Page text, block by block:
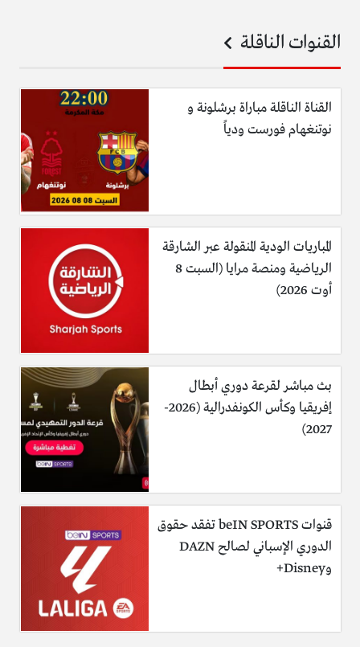
القنوات الناقلة
القناة الناقلة مباراة برشلونة و
نوتنغهام فورست ودياً
المباريات الودية المنقولة عبر الشارقة
الرياضية ومنصة مرايا (السبت 8
أوت 2026)
بث مباشر لقرعة دوري أبطال
إفريقيا وكأس الكونفدرالية (2026-
2027)
قنوات beIN SPORTS تفقد حقوق
الدوري الإسباني لصالح DAZN
وDisney+